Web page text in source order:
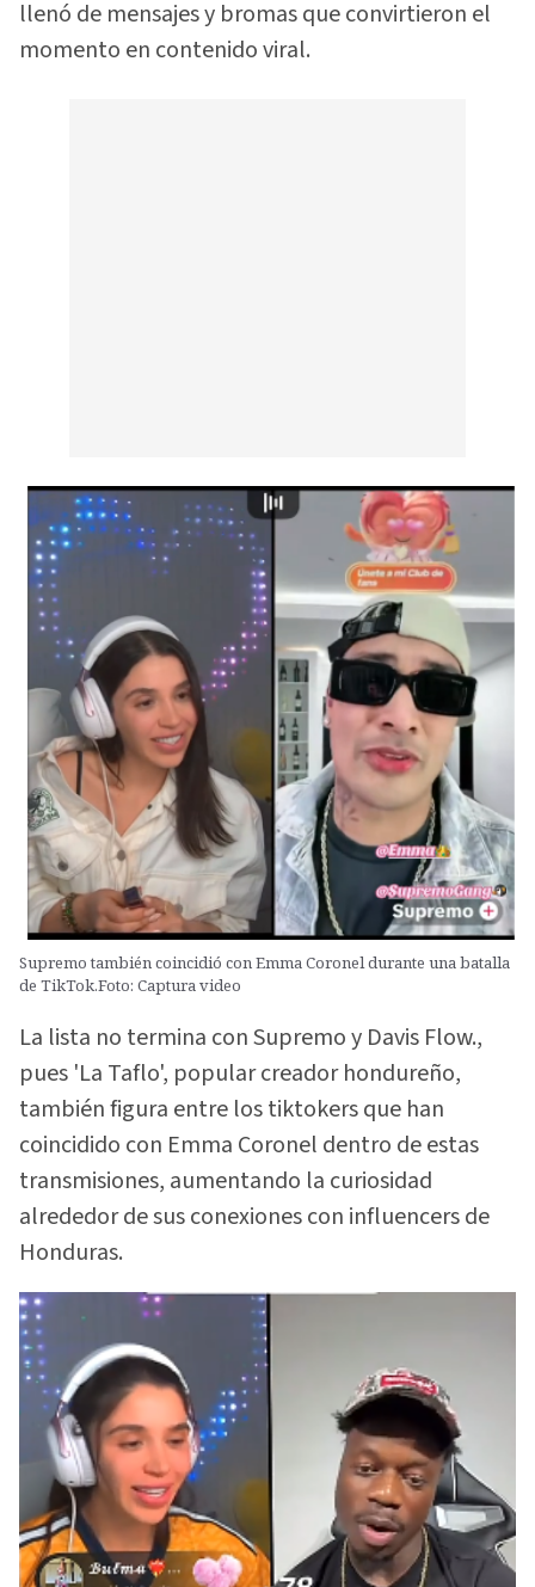
llenó de mensajes y bromas que convirtieron el
momento en contenido viral.
Supremo también coincidió con Emma Coronel durante una batalla
de TikTok.Foto: Captura video
La lista no termina con Supremo y Davis Flow.,
pues 'La Taflo', popular creador hondureño,
también figura entre los tiktokers que han
coincidido con Emma Coronel dentro de estas
transmisiones, aumentando la curiosidad
alrededor de sus conexiones con influencers de
Honduras.